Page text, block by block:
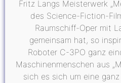
Fritz Langs Meisterwerk
des Science-Fiction-
Raumschiff-Oper mit
gemeinsam hat, so
Roboter C-3PO ganz
Maschinenmenschen aus
sich es sich um eine